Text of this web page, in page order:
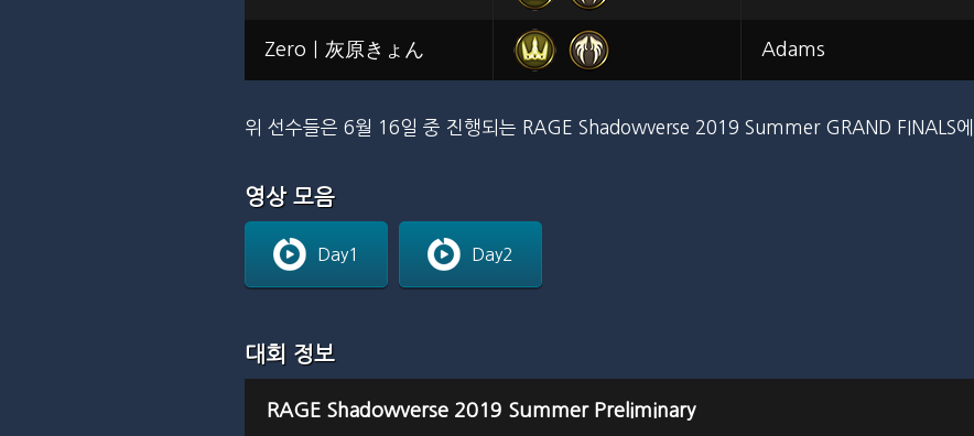
Zero｜灰原きょん Adams
위 선수들은 6월 16일 중 진행되는 RAGE Shadowverse 2019 Summer GRAND FINALS에
영상 모음
Day1 Day2
대회 정보
RAGE Shadowverse 2019 Summer Preliminary